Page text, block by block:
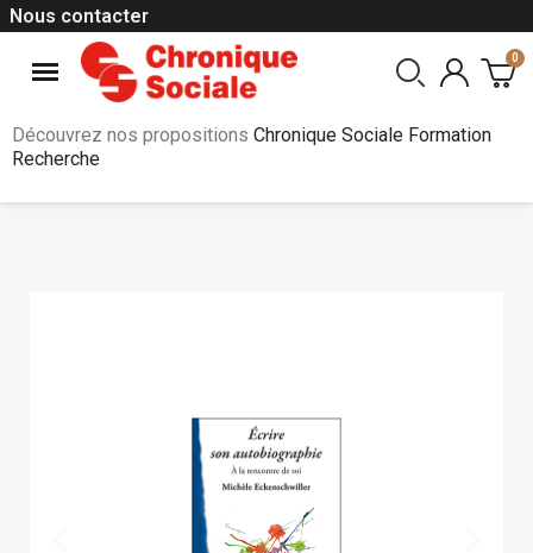
Nous contacter
Découvrez nos propositions Chronique Sociale Formation
Recherche